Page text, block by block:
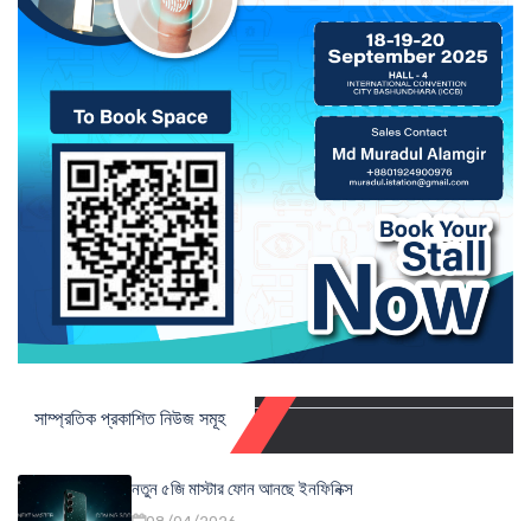
সাম্প্রতিক প্রকাশিত নিউজ সমূহ
নতুন ৫জি মাস্টার ফোন আনছে ইনফিনিক্স